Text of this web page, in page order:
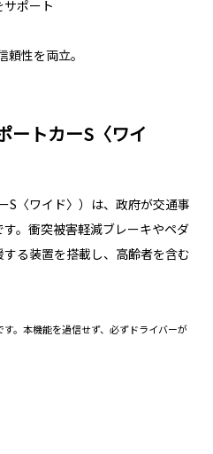
ポート
頼性を両立。
ートカーS〈ワイ
S〈ワイド〉）は、政府が交通事
。衝突被害軽減ブレーキやペダ
る装置を搭載し、高齢者を含む
。本機能を過信せず、必ずドライバーが